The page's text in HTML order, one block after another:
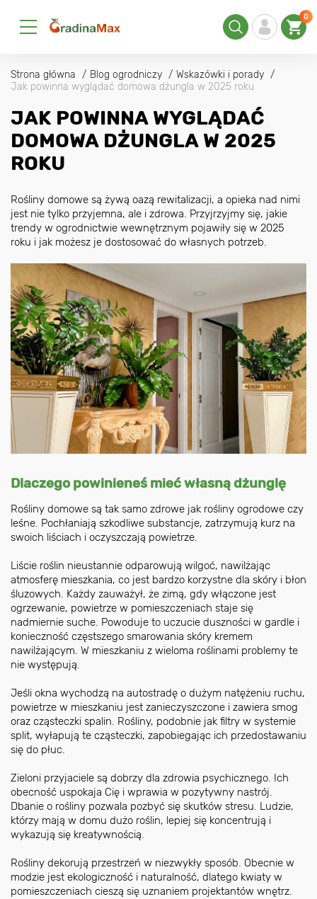
0
Strona główna Blog ogrodniczy
Wskazówki i porady
Jak powinna wyglądać domowa dżungla w 2025 roku
JAK POWINNA WYGLĄDAĆ
DOMOWA DŻUNGLA W 2025
ROKU
Rośliny domowe są żywą oazą rewitalizacji, a opieka nad nimi
jest nie tylko przyjemna, ale i zdrowa. Przyjrzyjmy się, jakie
trendy w ogrodnictwie wewnętrznym pojawiły się w 2025
roku i jak możesz je dostosować do własnych potrzeb.
Dlaczego powinieneś mieć własną dżunglę
Rośliny domowe są tak samo zdrowe jak rośliny ogrodowe czy
leśne. Pochłaniają szkodliwe substancje, zatrzymują kurz na
swoich liściach i oczyszczają powietrze.
Liście roślin nieustannie odparowują wilgoć, nawilżając
atmosferę mieszkania, co jest bardzo korzystne dla skóry i błon
śluzowych. Każdy zauważył, że zimą, gdy włączone jest
ogrzewanie, powietrze w pomieszczeniach staje się
nadmiernie suche. Powoduje to uczucie duszności w gardle i
konieczność częstszego smarowania skóry kremem
nawilżającym. W mieszkaniu z wieloma roślinami problemy te
nie występują.
Jeśli okna wychodzą na autostradę o dużym natężeniu ruchu,
powietrze w mieszkaniu jest zanieczyszczone i zawiera smog
oraz cząsteczki spalin. Rośliny, podobnie jak filtry w systemie
split, wyłapują te cząsteczki, zapobiegając ich przedostawaniu
się do płuc.
Zieloni przyjaciele są dobrzy dla zdrowia psychicznego. Ich
obecność uspokaja Cię i wprawia w pozytywny nastrój.
Dbanie o rośliny pozwala pozbyć się skutków stresu. Ludzie,
którzy mają w domu dużo roślin, lepiej się koncentrują i
wykazują się kreatywnością.
Rośliny dekorują przestrzeń w niezwykły sposób. Obecnie w
modzie jest ekologiczność i naturalność, dlatego kwiaty w
pomieszczeniach cieszą się uznaniem projektantów wnętrz.